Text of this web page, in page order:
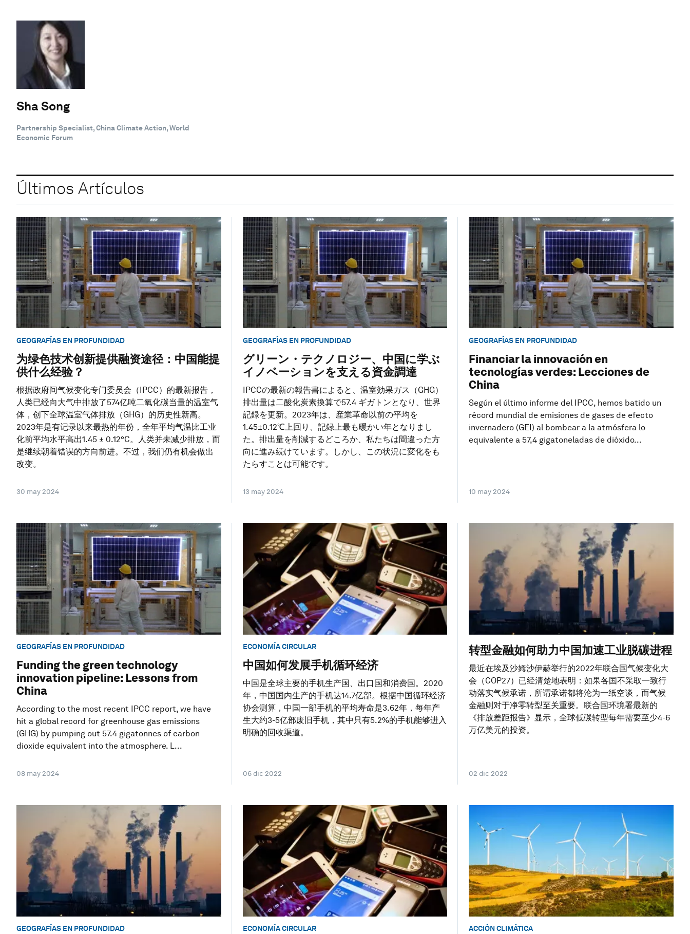
Sha Song
Partnership Specialist, China Climate Action, World
Economic Forum
Últimos Artículos
GEOGRAFÍAS EN PROFUNDIDAD
为绿色技术创新提供融资途径：中国能提
供什么经验？
根据政府间气候变化专门委员会（IPCC）的最新报告，
人类已经向大气中排放了574亿吨二氧化碳当量的温室气
体，创下全球温室气体排放（GHG）的历史性新高。
2023年是有记录以来最热的年份，全年平均气温比工业
化前平均水平高出1.45 ± 0.12°C。人类并未减少排放，而
是继续朝着错误的方向前进。不过，我们仍有机会做出
改变。
30 may 2024
GEOGRAFÍAS EN PROFUNDIDAD
グリーン・テクノロジー、中国に学ぶ
イノベーションを支える資金調達
IPCCの最新の報告書によると、温室効果ガス（GHG）
排出量は二酸化炭素換算で57.4 ギガトンとなり、世界
記録を更新。2023年は、産業革命以前の平均を
1.45±0.12℃上回り、記録上最も暖かい年となりまし
た。排出量を削減するどころか、私たちは間違った方
向に進み続けています。しかし、この状況に変化をも
たらすことは可能です。
13 may 2024
GEOGRAFÍAS EN PROFUNDIDAD
Financiar la innovación en
tecnologías verdes: Lecciones de
China
Según el último informe del IPCC, hemos batido un
récord mundial de emisiones de gases de efecto
invernadero (GEI) al bombear a la atmósfera lo
equivalente a 57,4 gigatoneladas de dióxido...
10 may 2024
GEOGRAFÍAS EN PROFUNDIDAD
Funding the green technology
innovation pipeline: Lessons from
China
According to the most recent IPCC report, we have
hit a global record for greenhouse gas emissions
(GHG) by pumping out 57.4 gigatonnes of carbon
dioxide equivalent into the atmosphere. L...
08 may 2024
ECONOMÍA CIRCULAR
中国如何发展手机循环经济
中国是全球主要的手机生产国、出口国和消费国。2020
年，中国国内生产的手机达14.7亿部。根据中国循环经济
协会测算，中国一部手机的平均寿命是3.62年，每年产
生大约3-5亿部废旧手机，其中只有5.2%的手机能够进入
明确的回收渠道。
06 dic 2022
转型金融如何助力中国加速工业脱碳进程
最近在埃及沙姆沙伊赫举行的2022年联合国气候变化大
会（COP27）已经清楚地表明：如果各国不采取一致行
动落实气候承诺，所谓承诺都将沦为一纸空谈，而气候
金融则对于净零转型至关重要。联合国环境署最新的
《排放差距报告》显示，全球低碳转型每年需要至少4-6
万亿美元的投资。
02 dic 2022
GEOGRAFÍAS EN PROFUNDIDAD ECONOMÍA CIRCULAR ACCIÓN CLIMÁTICA